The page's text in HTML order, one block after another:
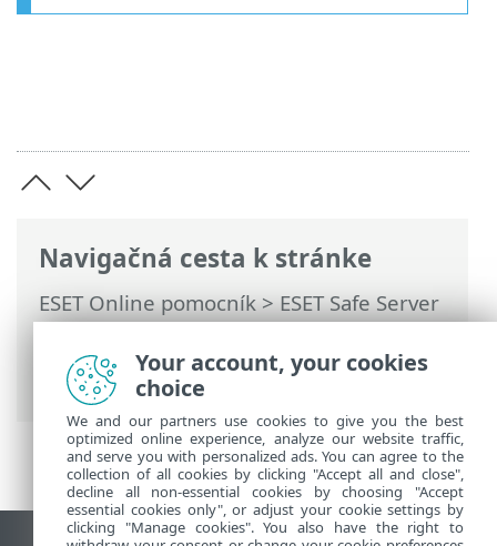
Navigačná cesta k stránke
ESET Online pomocník>ESET Safe Server
>Práca s programom ESET Safe Server>
Rozšírené nastavenia>Kontroly>
Detekcia malvéru
> Profily kontroly
Your account, your cookies
choice
We and our partners use cookies to give you the best
optimized online experience, analyze our website traffic,
and serve you with personalized ads. You can agree to the
collection of all cookies by clicking "Accept all and close",
decline all non-essential cookies by choosing "Accept
essential cookies only", or adjust your cookie settings by
clicking "Manage cookies". You also have the right to